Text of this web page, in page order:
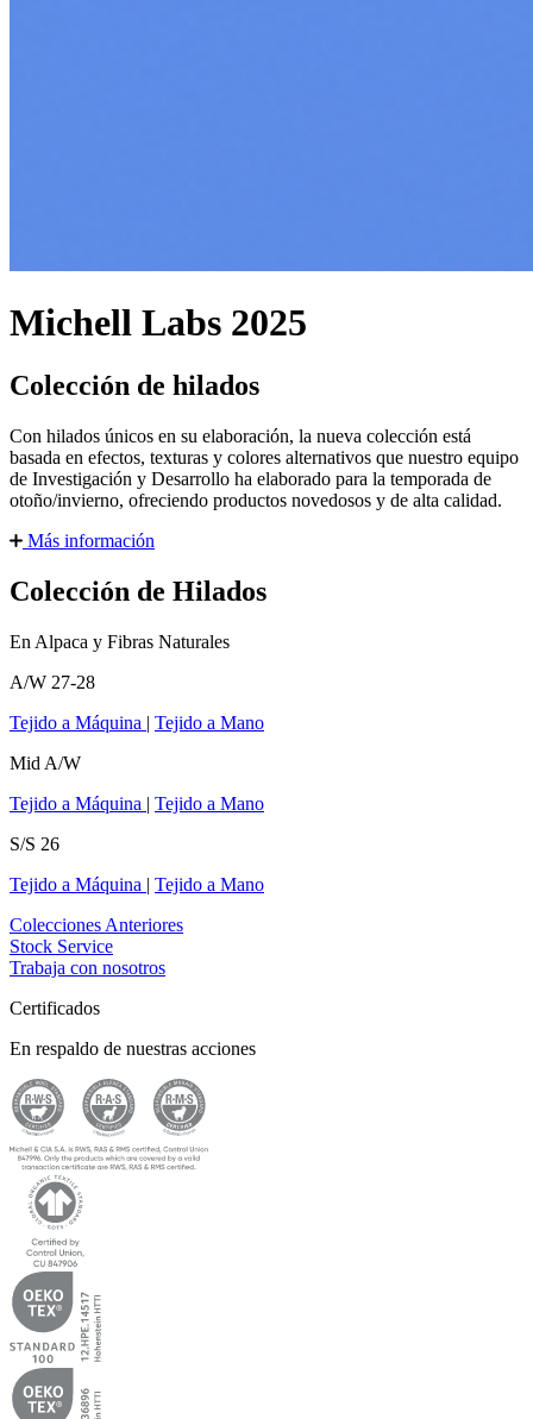
Michell Labs 2025
Colección de hilados
Con hilados únicos en su elaboración, la nueva colección está
basada en efectos, texturas y colores alternativos que nuestro equipo
de Investigación y Desarrollo ha elaborado para la temporada de
otoño/invierno, ofreciendo productos novedosos y de alta calidad.
Más información
Colección de Hilados
En Alpaca y Fibras Naturales
A/W 27-28
Tejido a Máquina | Tejido a Mano
Mid A/W
Tejido a Máquina | Tejido a Mano
S/S 26
Tejido a Máquina | Tejido a Mano
Colecciones Anteriores
Stock Service
Trabaja con nosotros
Certificados
En respaldo de nuestras acciones